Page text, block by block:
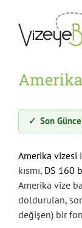
content
✓ Son
Amerika vizesi
kısmı, DS 160
Amerika vize
doldurulan,
değişen) bir